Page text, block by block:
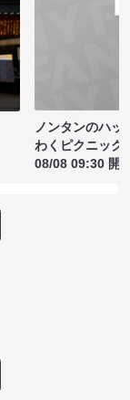
ノンタンのハッ
わくピクニック
08/08 09:30 開